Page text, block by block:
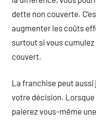
dette non couverte.
augmenter les coûts
surtout si vous
couvert.
La franchise peut
votre décision.
paierez vous-même